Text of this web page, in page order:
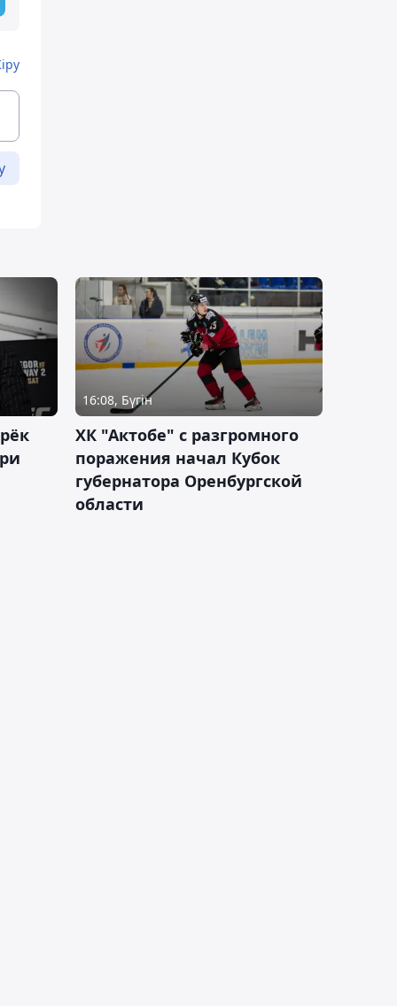
16:08, Бүгін
ХК "Актобе" с разгромного
поражения начал Кубок
губернатора Оренбургской
области